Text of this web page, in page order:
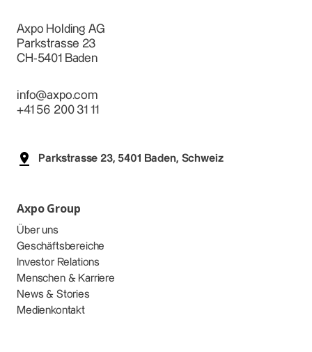
Axpo Holding AG
Parkstrasse 23
CH-5401 Baden
info@axpo.com
+41 56 200 31 11
Parkstrasse 23, 5401 Baden, Schweiz
Axpo Group
Über uns
Geschäftsbereiche
Investor Relations
Menschen & Karriere
News & Stories
Medienkontakt